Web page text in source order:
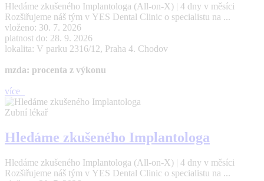
Hledáme zkušeného Implantologa (All-on-X) | 4 dny v měsíci
Rozšiřujeme náš tým v YES Dental Clinic o specialistu na ...
vloženo: 30. 7. 2026
platnost do: 28. 9. 2026
lokalita: V parku 2316/12, Praha 4. Chodov
mzda: procenta z výkonu
více
Zubní lékař
Hledáme zkušeného Implantologa
Hledáme zkušeného Implantologa (All-on-X) | 4 dny v měsíci
Rozšiřujeme náš tým v YES Dental Clinic o specialistu na ...